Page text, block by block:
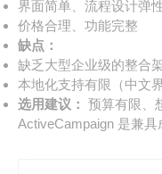
界面简单、流程设计弹
价格合理、功能完整
缺点：
缺乏大型企业级的整合
本地化支持有限（中文
选用建议： 预算有限、
ActiveCampaign 是兼具